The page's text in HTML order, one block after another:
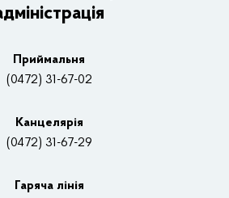
та нормативно-правові засади
Нагороди
Контакти
Приймальня
(0472) 31-67-02
Канцелярiя
(0472) 31-67-29
Гаряча лінія